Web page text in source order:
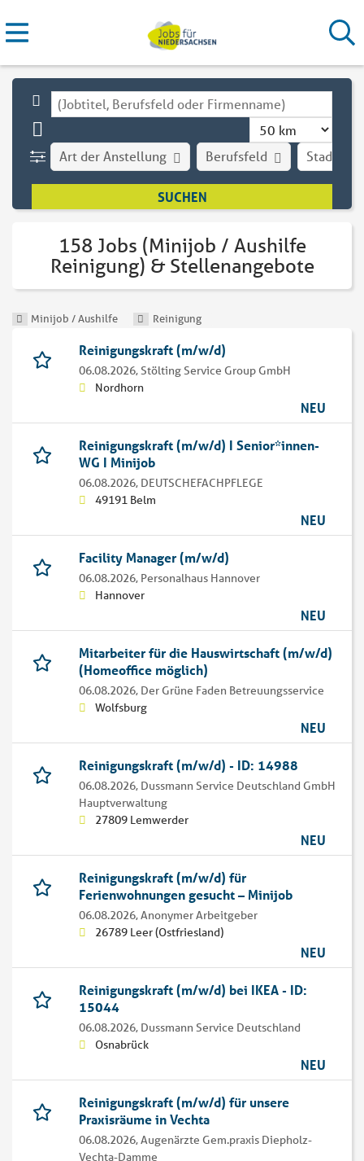
Stadt
Art der Anstellung Berufsfeld
158 Jobs (Minijob / Aushilfe
Reinigung) & Stellenangebote
Minijob / Aushilfe Reinigung
Reinigungskraft (m/w/d)
06.08.2026,Stölting Service Group GmbH
Nordhorn
NEU
Reinigungskraft (m/w/d) I Senior*innen-
WG I Minijob
06.08.2026, DEUTSCHEFACHPFLEGE
49191 Belm
NEU
Facility Manager (m/w/d)
06.08.2026, Personalhaus Hannover
Hannover
NEU
Mitarbeiter für die Hauswirtschaft (m/w/d)
(Homeoffice möglich)
06.08.2026, Der Grüne Faden Betreuungsservice
Wolfsburg
NEU
Reinigungskraft (m/w/d) - ID: 14988
06.08.2026, Dussmann Service Deutschland GmbH
Hauptverwaltung
27809 Lemwerder
NEU
Reinigungskraft (m/w/d) für
Ferienwohnungen gesucht – Minijob
06.08.2026,Anonymer Arbeitgeber
26789 Leer (Ostfriesland)
NEU
Reinigungskraft (m/w/d) bei IKEA - ID:
15044
06.08.2026, Dussmann Service Deutschland
Osnabrück
NEU
Reinigungskraft (m/w/d) für unsere
Praxisräume in Vechta
06.08.2026,Augenärzte Gem.praxis Diepholz-
Vechta-Damme